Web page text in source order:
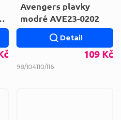
Avengers plavky
modré AVE23-0202
109 Kč
Detail
98/104110/116